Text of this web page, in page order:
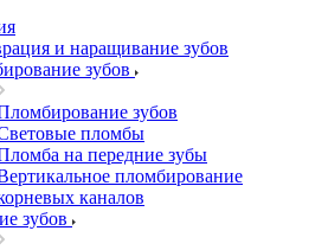
и наращивание зубов
зубов
зубов
пломбы
на передние зубы
пломбирование
каналов
зубов